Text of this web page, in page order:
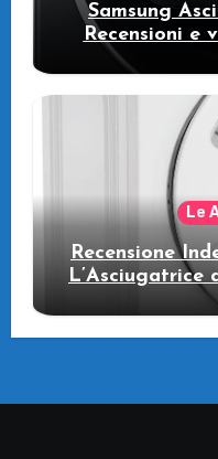
Samsung
Recensioni e
Le
Recensione
L’Asciugatrice
il